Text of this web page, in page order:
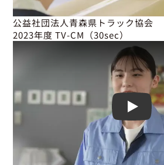
公益社団法人青森県トラック協会
2023年度 TV-CM（30sec）
Play